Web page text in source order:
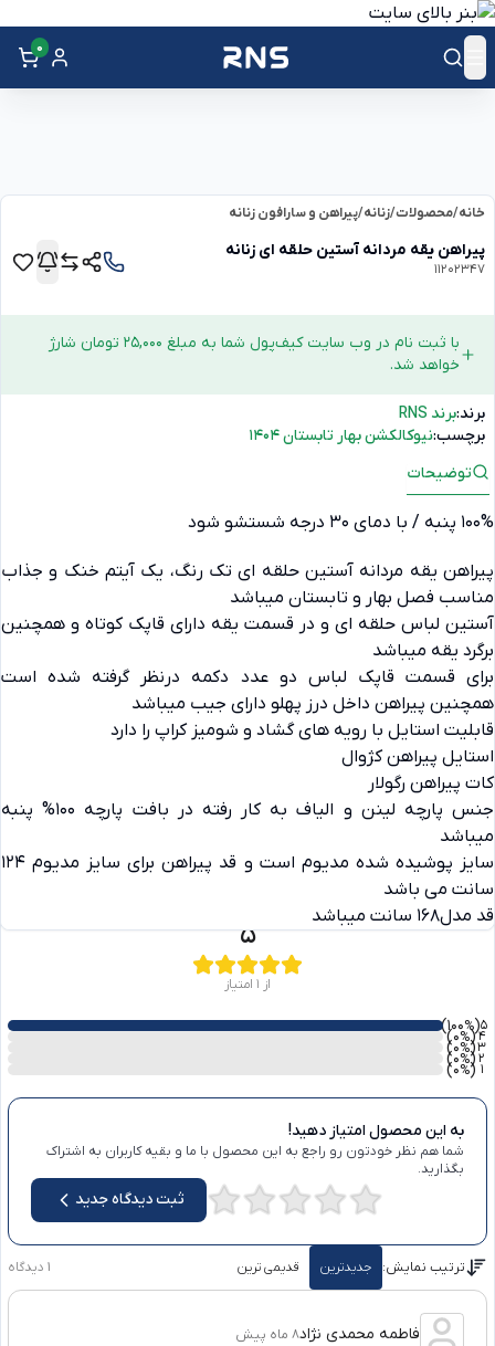
0
خانه/محصولات/زنانه/پیراهن و سارافون زنانه
پیراهن یقه مردانه آستین حلقه ای زنانه
11202347
با ثبت نام در وب سایت کیف‌پول شما به مبلغ 25,000 تومان شارژ
خواهد شد.
برند:برند RNS
برچسب:نیوکالکشن بهار تابستان 1404
توضیحات
100% پنبه / با دمای 30 درجه شستشو شود
پیراهن یقه مردانه آستین حلقه ای تک رنگ، یک آیتم خنک و جذاب
مناسب فصل بهار و تابستان میباشد
آستین لباس حلقه ای و در قسمت یقه دارای قاپک کوتاه و همچنین
برگرد یقه میباشد
برای قسمت قاپک لباس دو عدد دکمه درنظر گرفته شده است
همچنین پیراهن داخل درز پهلو دارای جیب میباشد
قابلیت استایل با رویه های گشاد و شومیز کراپ را دارد
استایل پیراهن کژوال
کات پیراهن رگولار
جنس پارچه لینن و الیاف به کار رفته در بافت پارچه 100% پنبه
میباشد
سایز پوشیده شده مدیوم است و قد پیراهن برای سایز مدیوم 124
سانت می باشد
قد مدل168 سانت میباشد
دیدگاه ها
5
از 1 امتیاز
5
(100
%
) 4
(0
%
) 3
(0
%
) 2
(0
%
) 1
(0
%
)
به این محصول امتیاز دهید!
شما هم نظر خودتون رو راجع به این محصول با ما و بقیه کاربران به اشتراک
بگذارید.
ثبت دیدگاه جدید
ترتیب نمایش: جدیدترین قدیمی ترین 1 دیدگاه
فاطمه محمدی نژاد8 ماه پیش